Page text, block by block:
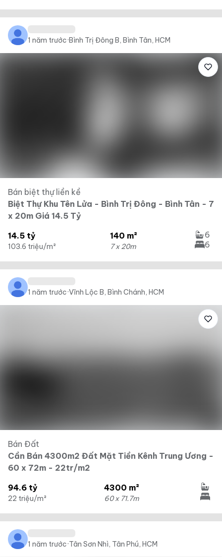
1 năm trước·Bình Trị Đông B, Bình Tân, HCM
Bán biệt thự liền kề
Biệt Thự Khu Tên Lửa - Bình Trị Đông - Bình Tân - 7
x 20m Giá 14.5 Tỷ
14.5 tỷ
103.6 triệu/m²
140 m²
7 x 20m
6
6
1 năm trước·Vĩnh Lộc B, Bình Chánh, HCM
Bán Đất
Cần Bán 4300m2 Đất Mặt Tiền Kênh Trung Ương -
60 x 72m - 22tr/m2
94.6 tỷ
22 triệu/m²
4300 m²
60 x 71.7m
1 năm trước·Tân Sơn Nhì, Tân Phú, HCM